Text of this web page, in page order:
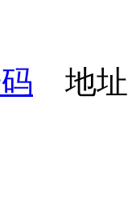
地址